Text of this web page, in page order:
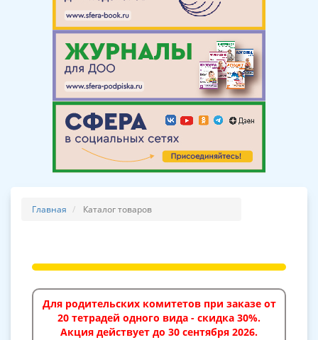
Главная Каталог товаров
Для родительских комитетов при заказе от
20 тетрадей одного вида - скидка 30%.
Акция действует до 30 сентября 2026.